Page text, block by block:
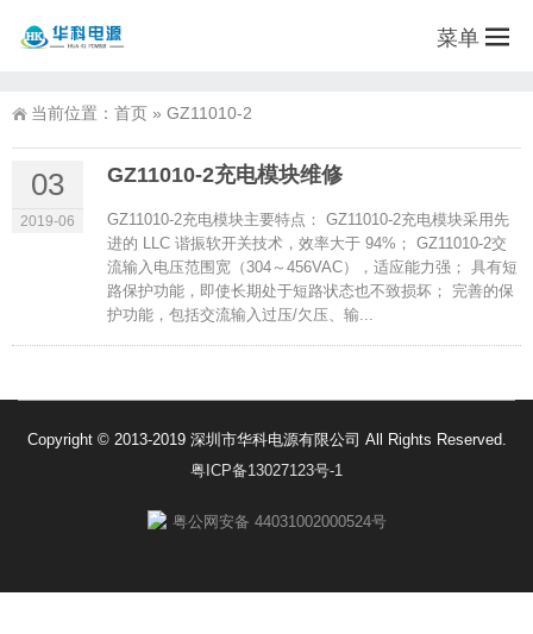
菜单
当前位置： 首页 » GZ11010-2
03
2019-06
GZ11010-2充电模块维修
GZ11010-2充电模块主要特点： GZ11010-2充电模块采用先
进的 LLC 谐振软开关技术，效率大于 94%； GZ11010-2交
流输入电压范围宽（304～456VAC），适应能力强； 具有短
路保护功能，即使长期处于短路状态也不致损坏； 完善的保
护功能，包括交流输入过压/欠压、输...
Copyright © 2013-2019 深圳市华科电源有限公司 All Rights Reserved.
粤ICP备13027123号-1
粤公网安备 44031002000524号